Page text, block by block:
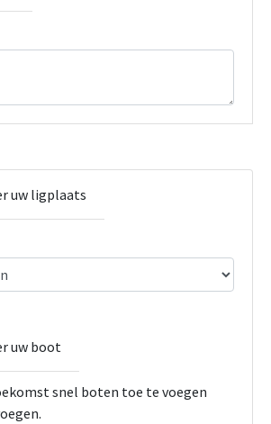
uw ligplaats
uw boot
snel boten toe te voegen